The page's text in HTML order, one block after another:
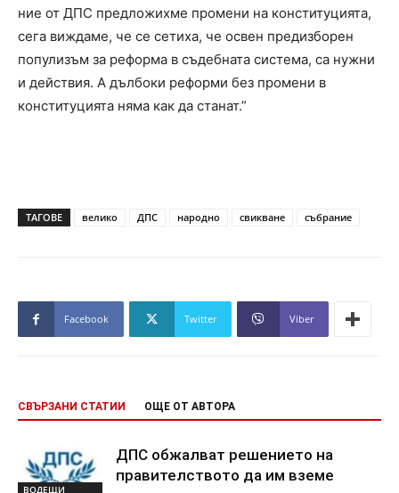
ние от ДПС предложихме промени на конституцията,
сега виждаме, че се сетиха, че освен предизборен
популизъм за реформа в съдебната система, са нужни
и действия. А дълбоки реформи без промени в
конституцията няма как да станат.”
ТАГОВЕ велико ДПС народно свикване събрание
Facebook Twitter Viber
СВЪРЗАНИ СТАТИИ ОЩЕ ОТ АВТОРА
ВОДЕЩИ
ДПС обжалват решението на
правителството да им вземе